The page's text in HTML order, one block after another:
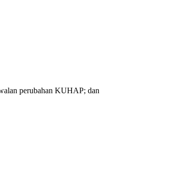
perubahan KUHAP; dan